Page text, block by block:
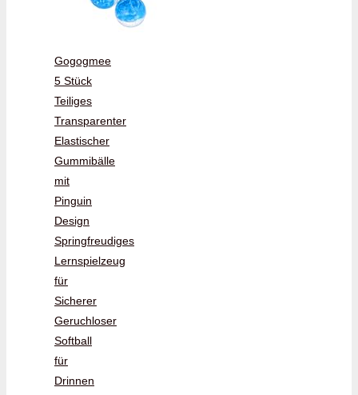
Gogogmee
5 Stück
Teiliges
Transparenter
Elastischer
Gummibälle
mit
Pinguin
Design
Springfreudiges
Lernspielzeug
für
Sicherer
Geruchloser
Softball
für
Drinnen